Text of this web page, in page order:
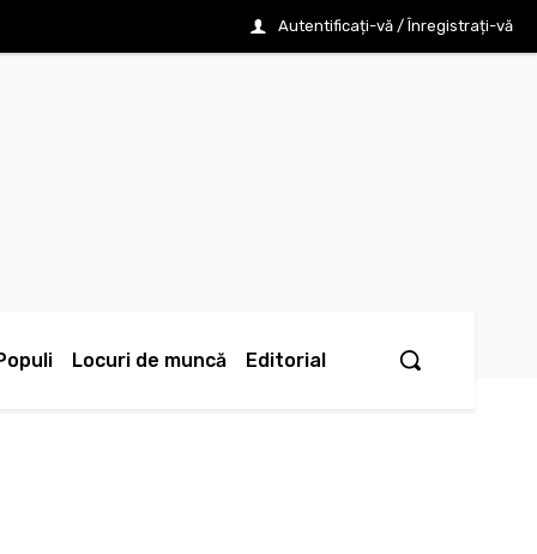
Autentificați-vă / Înregistrați-vă
Locuri de muncă Editorial